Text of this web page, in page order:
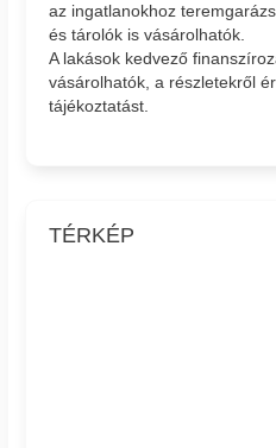
az ingatlanokhoz
és tárolók is vásárolhatók.
A lakások kedvező
vásárolhatók, a részletekről
tájékoztatást.
TÉRKÉP